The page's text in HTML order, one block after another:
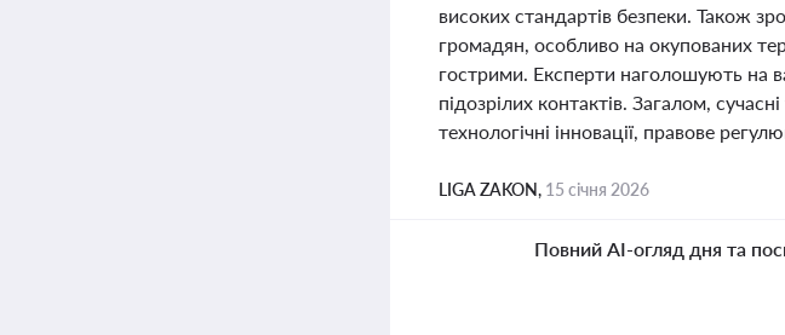
високих стандартів безпеки. Також
громадян, особливо на окупованих
гострими. Експерти наголошують на
підозрілих контактів. Загалом,
технологічні інновації, правове
LIGA ZAKON, 15 січня 2026
Повний AI-огляд дня та